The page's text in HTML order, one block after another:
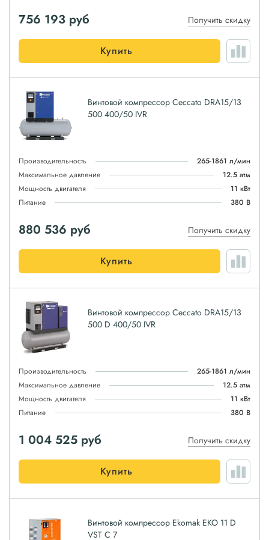
756 193 руб Получить скидку
Купить
Винтовой компрессор Ceccato DRA15/13
500 400/50 IVR
Производительность
265-1861 л/мин
Максимальное давление
12.5 атм
Мощность двигателя
11 кВт
Питание
380 В
880 536 руб Получить скидку
Купить
Винтовой компрессор Ceccato DRA15/13
500 D 400/50 IVR
Производительность
265-1861 л/мин
Максимальное давление
12.5 атм
Мощность двигателя
11 кВт
Питание
380 В
1 004 525 руб Получить скидку
Купить
Винтовой компрессор Ekomak EKO 11 D
VST C 7